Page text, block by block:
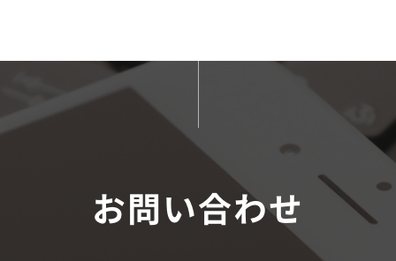
お問い合わせ